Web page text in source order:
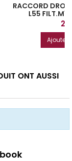
RACCORD
L55
Prix
Ajouter
ONT AUSSI